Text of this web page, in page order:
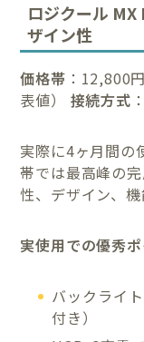
ロジクール
ザイン性
価格帯 ：12,800
表値） 接続方式
実際に4ヶ月間の
帯では最高峰の
性、デザイン、機
実使用での優秀
バックライ
付き）